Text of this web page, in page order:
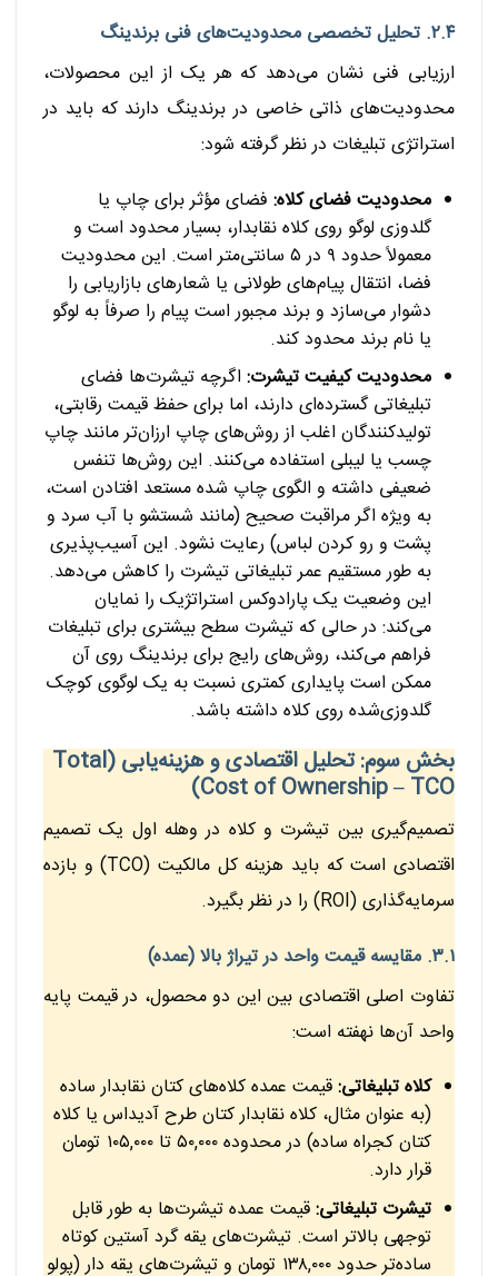
۲.۴. تحلیل تخصصی محدودیت‌های فنی برندینگ
ارزیابی فنی نشان می‌دهد که هر یک از این محصولات،
محدودیت‌های ذاتی خاصی در برندینگ دارند که باید در
استراتژی تبلیغات در نظر گرفته شود:
محدودیت فضای کلاه:فضای مؤثر برای چاپ یا
گلدوزی لوگو روی کلاه نقابدار، بسیار محدود است و
معمولاً حدود ۹ در ۵ سانتی‌متر است. این محدودیت
فضا، انتقال پیام‌های طولانی یا شعارهای بازاریابی را
دشوار می‌سازد و برند مجبور است پیام را صرفاً به لوگو
یا نام برند محدود کند.
محدودیت کیفیت تیشرت:اگرچه تیشرت‌ها فضای
تبلیغاتی گسترده‌ای دارند، اما برای حفظ قیمت رقابتی،
تولیدکنندگان اغلب از روش‌های چاپ ارزان‌تر مانند چاپ
چسب یا لیبلی استفاده می‌کنند. این روش‌ها تنفس
ضعیفی داشته و الگوی چاپ شده مستعد افتادن است،
به ویژه اگر مراقبت صحیح (مانند شستشو با آب سرد و
پشت و رو کردن لباس) رعایت نشود. این آسیب‌پذیری
به طور مستقیم عمر تبلیغاتی تیشرت را کاهش می‌دهد.
این وضعیت یک پارادوکس استراتژیک را نمایان
می‌کند: در حالی که تیشرت سطح بیشتری برای تبلیغات
فراهم می‌کند، روش‌های رایج برای برندینگ روی آن
ممکن است پایداری کمتری نسبت به یک لوگوی کوچک
گلدوزی‌شده روی کلاه داشته باشد.
بخش سوم: تحلیل اقتصادی و هزینه‌یابی (Total
Cost of Ownership – TCO)
تصمیم‌گیری بین تیشرت و کلاه در وهله اول یک تصمیم
اقتصادی است که باید هزینه کل مالکیت (TCO) و بازده
سرمایه‌گذاری (ROI) را در نظر بگیرد.
۳.۱. مقایسه قیمت واحد در تیراژ بالا (عمده)
تفاوت اصلی اقتصادی بین این دو محصول، در قیمت پایه
واحد آن‌ها نهفته است:
کلاه تبلیغاتی:قیمت عمده کلاه‌های کتان نقابدار ساده
(به عنوان مثال، کلاه نقابدار کتان طرح آدیداس یا کلاه
کتان کجراه ساده) در محدوده ۵۰,۰۰۰ تا ۱۰۵,۰۰۰ تومان
قرار دارد.
تیشرت تبلیغاتی:قیمت عمده تیشرت‌ها به طور قابل
توجهی بالاتر است. تیشرت‌های یقه گرد آستین کوتاه
ساده‌تر حدود ۱۳۸,۰۰۰ تومان و تیشرت‌های یقه دار (پولو